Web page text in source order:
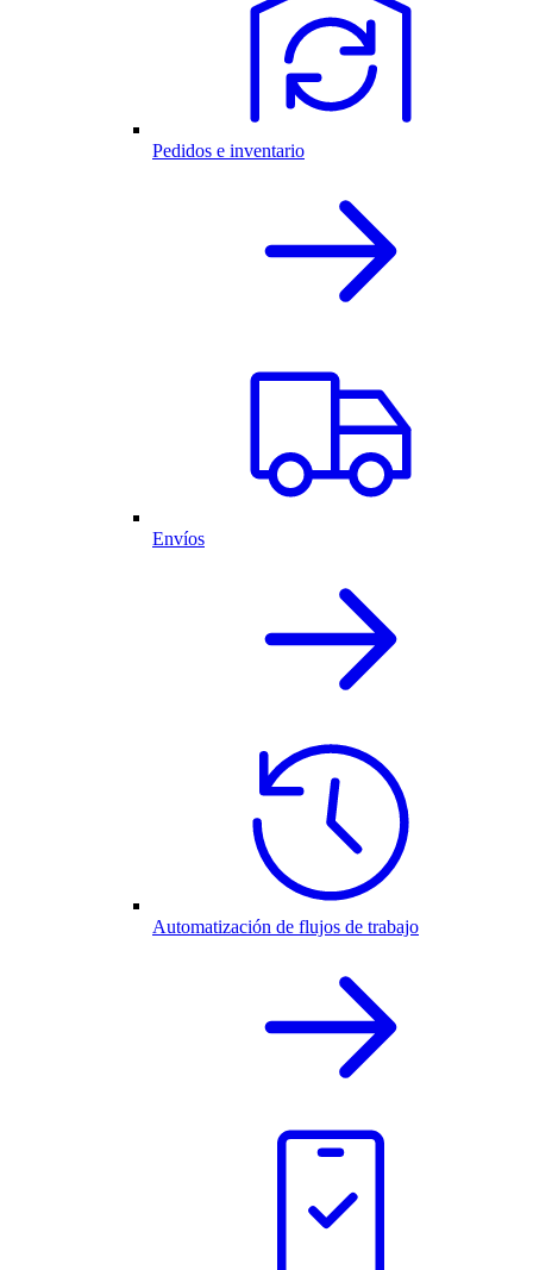
Pedidos e inventario
Envíos
Automatización de flujos de trabajo